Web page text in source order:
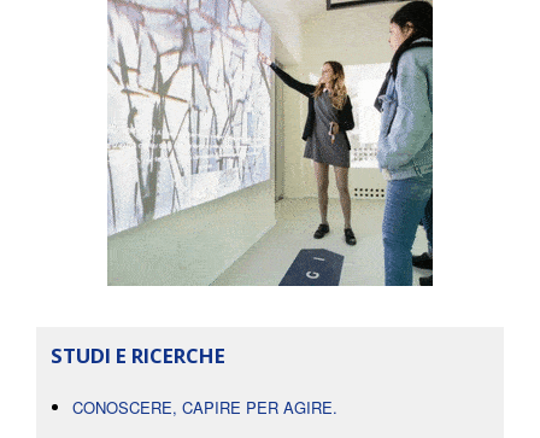
STUDI E RICERCHE
CONOSCERE, CAPIRE PER AGIRE.